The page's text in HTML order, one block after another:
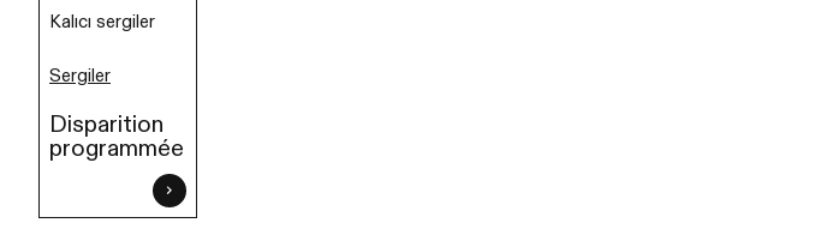
Kalıcı sergiler
Sergiler
Disparition
programmée